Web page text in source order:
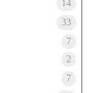
14
33
7
2
7